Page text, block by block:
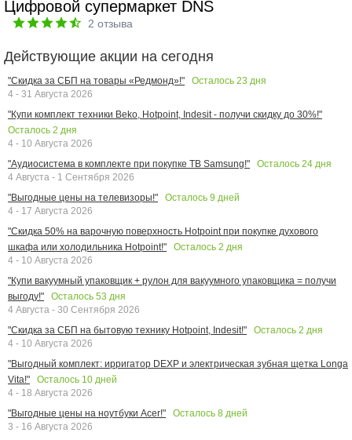
Цифровой супермаркет DNS
2 отзыва
Действующие акции на сегодня
"Скидка за СБП на товары «Редмонд»!" Осталось 23 дня
4 - 31 Августа 2026
"Купи комплект техники Beko, Hotpoint, Indesit - получи скидку до 30%!"
Осталось 2 дня
4 - 10 Августа 2026
"Аудиосистема в комплекте при покупке ТВ Samsung!"
Осталось 24 дня
4 Августа - 1 Сентября 2026
"Выгодные цены на телевизоры!"
Осталось 9 дней
4 - 17 Августа 2026
"Скидка 50% на варочную поверхность Hotpoint при покупке духового
шкафа или холодильника Hotpoint!"
Осталось 2 дня
4 - 10 Августа 2026
"Купи вакуумный упаковщик + рулон для вакуумного упаковщика = получи
выгоду!"
Осталось 53 дня
4 Августа - 30 Сентября 2026
"Скидка за СБП на бытовую технику Hotpoint, Indesit!"
Осталось 2 дня
4 - 10 Августа 2026
"Выгодный комплект: ирригатор DEXP и электрическая зубная щетка Longa
Vita!"
Осталось 10 дней
4 - 18 Августа 2026
"Выгодные цены на ноутбуки Acer!"
Осталось 8 дней
3 - 16 Августа 2026